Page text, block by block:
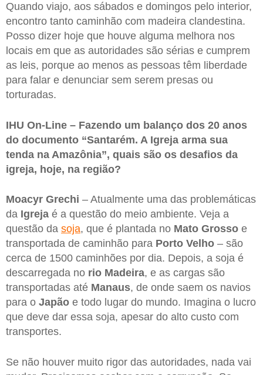
Quando viajo, aos sábados e domingos pelo interior,
encontro tanto caminhão com madeira clandestina.
Posso dizer hoje que houve alguma melhora nos
locais em que as autoridades são sérias e cumprem
as leis, porque ao menos as pessoas têm liberdade
para falar e denunciar sem serem presas ou
torturadas.
IHU On-Line – Fazendo um balanço dos 20 anos
do documento “Santarém. A Igreja arma sua
tenda na Amazônia”, quais são os desafios da
igreja, hoje, na região?
Moacyr Grechi – Atualmente uma das problemáticas
da Igreja é a questão do meio ambiente. Veja a
questão da soja, que é plantada no Mato Grosso e
transportada de caminhão para Porto Velho – são
cerca de 1500 caminhões por dia. Depois, a soja é
descarregada no rio Madeira, e as cargas são
transportadas até Manaus, de onde saem os navios
para o Japão e todo lugar do mundo. Imagina o lucro
que deve dar essa soja, apesar do alto custo com
transportes.
Se não houver muito rigor das autoridades, nada vai